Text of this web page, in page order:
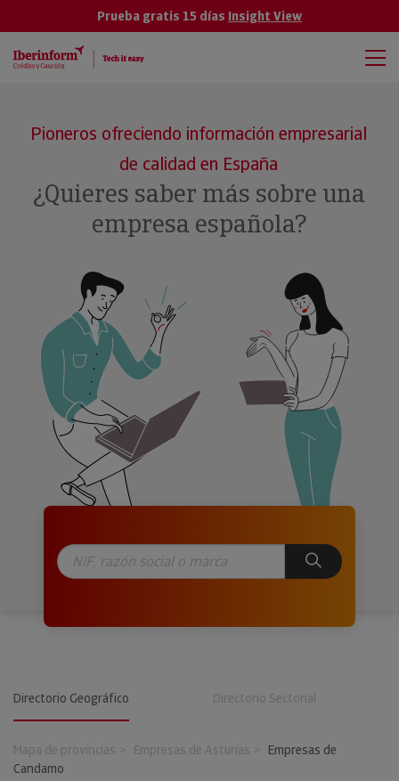
Prueba gratis 15 días Insight View
Pioneros ofreciendo información empresarial
de calidad en España
¿Quieres saber más sobre una
empresa española?
Directorio Geográfico Directorio Sectorial
Mapa de provincias Empresas de Asturias
Empresas de
Candamo